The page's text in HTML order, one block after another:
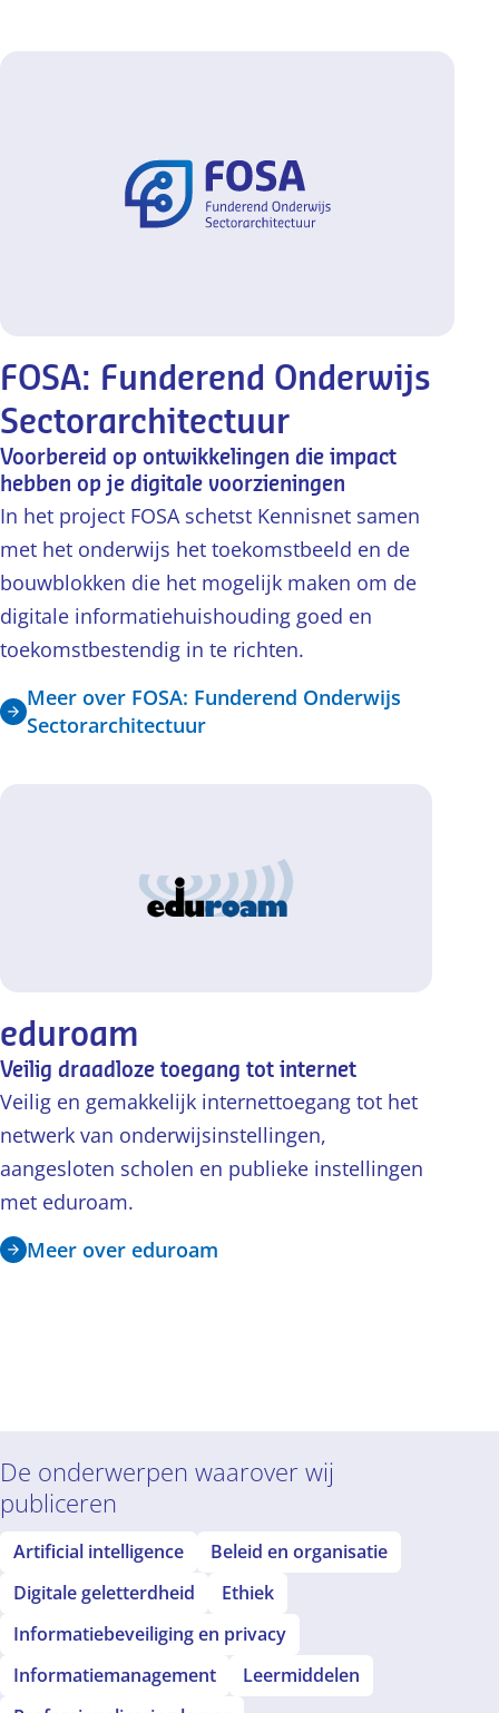
FOSA: Funderend Onderwijs
Sectorarchitectuur
Voorbereid op ontwikkelingen die impact
hebben op je digitale voorzieningen
In het project FOSA schetst Kennisnet samen
met het onderwijs het toekomstbeeld en de
bouwblokken die het mogelijk maken om de
digitale informatiehuishouding goed en
toekomstbestendig in te richten.
Meer over FOSA: Funderend Onderwijs
Sectorarchitectuur
eduroam
Veilig draadloze toegang tot internet
Veilig en gemakkelijk internettoegang tot het
netwerk van onderwijsinstellingen,
aangesloten scholen en publieke instellingen
met eduroam.
Meer over eduroam
De onderwerpen waarover wij
publiceren
Artificial intelligence
Beleid en organisatie
Digitale geletterdheid
Ethiek
Informatiebeveiliging en privacy
Informatiemanagement
Leermiddelen